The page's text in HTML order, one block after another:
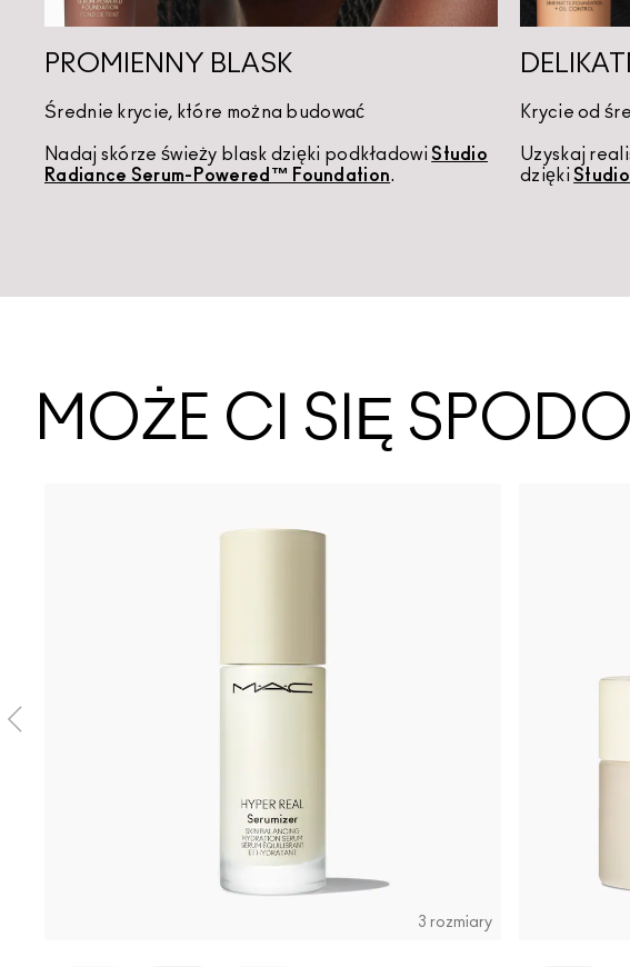
PROMIENNY BLASK
Średnie krycie, które można budować
Nadaj skórze świeży blask dzięki podkładowi Studio
Radiance Serum-Powered™ Foundation.
Krycie od
Uzyskaj
dzięki Studio
MOŻE CI SIĘ
3 rozmiary